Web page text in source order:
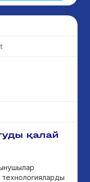
қалай
технологияларды